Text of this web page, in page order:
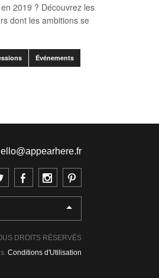
2019 ? Découvrez les
dont les ambitions se
Événements
DROITS RÉSERVÉS
Conditions d'Utilisation